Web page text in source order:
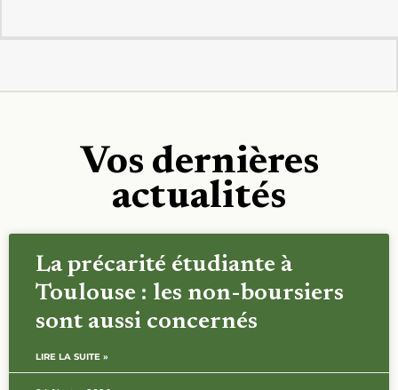
Vos dernières
actualités
La précarité étudiante à
Toulouse : les non-boursiers
sont aussi concernés
LIRE LA SUITE »